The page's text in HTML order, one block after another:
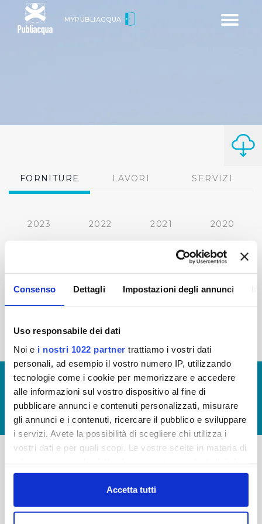
Consenso Dettagli Impostazioni degli annunci
Uso responsabile dei dati
Noi e i nostri 1022 partner trattiamo i vostri dati
personali, ad esempio il vostro numero IP, utilizzando
tecnologie come i cookie per memorizzare e accedere
alle informazioni sul vostro dispositivo al fine di
pubblicare annunci e contenuti personalizzati, misurare
gli annunci e i contenuti, ricercare il pubblico e sviluppare
i servizi. Avete la possibilità di scegliere chi utilizza i
vostri dati e per quali scopi. Le vostre scelte in materia di
in cui avete effettuato le vostre scelte. È possibile
modificare o revocare il proprio consenso in qualsiasi
momento dalla Dichiarazione sui cookie o facendo clic
Accetta tutti
Toggle
MYPUBLIACQUA
FORNITURE LAVORI SERVIZI
2023 2022 2021 2020
2016
2015 2014 2013 2012
2010
© Copyright 2017 - 2026
GLOSSARIO
GIUDICA IL SERVIZIO
LAVORA CON NOI
Via Villamagna 90/c -
-
FAQ
PRIVACY POLICY